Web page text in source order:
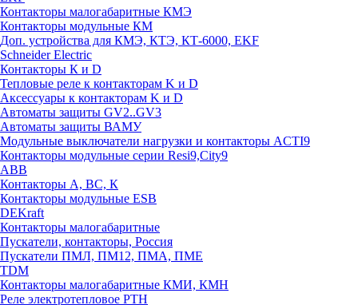
Контакторы малогабаритные КМЭ
Контакторы модульные КМ
Доп. устройства для КМЭ, КТЭ, КТ-6000, EKF
Schneider Electric
Контакторы К и D
Тепловые реле к контакторам K и D
Аксессуары к контакторам K и D
Автоматы защиты GV2..GV3
Автоматы защиты ВАМУ
Модульные выключатели нагрузки и контакторы ACTI9
Контакторы модульные серии Resi9,City9
ABB
Контакторы А, ВС, К
Контакторы модульные ESB
DEKraft
Контакторы малогабаритные
Пускатели, контакторы, Россия
Пускатели ПМЛ, ПМ12, ПМА, ПМЕ
TDM
Контакторы малогабаритные КМИ, КМН
Реле электротепловое РТН